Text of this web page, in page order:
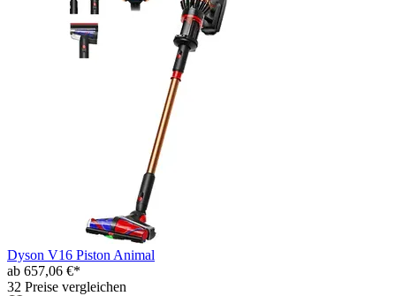
Dyson V16 Piston Animal
ab 657,06 €*
32 Preise vergleichen